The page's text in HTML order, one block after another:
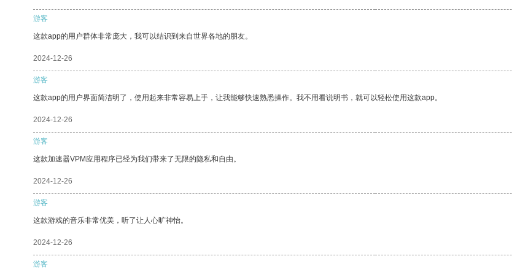
游客
这款app的用户群体非常庞大，我可以结识到来自世界各地的朋友。
2024-12-26
游客
这款app的用户界面简洁明了，使用起来非常容易上手，让我能够快速熟悉操作。我不用看说明书，就可以轻松使用这款app。
2024-12-26
游客
这款加速器VPM应用程序已经为我们带来了无限的隐私和自由。
2024-12-26
游客
这款游戏的音乐非常优美，听了让人心旷神怡。
2024-12-26
游客